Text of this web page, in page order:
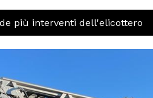
più interventi dell'elicottero